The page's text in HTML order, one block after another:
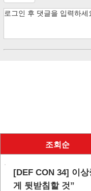
조회순
[DEF CON 34] 이
게 뒷받침할 것”